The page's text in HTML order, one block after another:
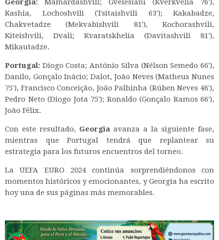
Georgia: Mamardashvili; Gvelesiani (Kverkvelia 76'),
Kashia, Lochoshvili (Tsitaishvili 63'); Kakabadze,
Chakvetadze (Mekvabishvili 81'), Kochorashvili,
Kiteishvili, Dvali; Kvaratskhelia (Davitashvili 81'),
Mikautadze.
Portugal: Diogo Costa; António Silva (Nélson Semedo 66'),
Danilo, Gonçalo Inácio; Dalot, João Neves (Matheus Nunes
75'), Francisco Conceição, João Palhinha (Rúben Neves 46'),
Pedro Neto (Diogo Jota 75'); Ronaldo (Gonçalo Ramos 66'),
João Félix.
Con este resultado, Georgia avanza a la siguiente fase,
mientras que Portugal tendrá que replantear su
estrategia para los futuros encuentros del torneo.
La UEFA EURO 2024 continúa sorprendiéndonos con
momentos históricos y emocionantes, y Georgia ha escrito
hoy una de sus páginas más memorables.